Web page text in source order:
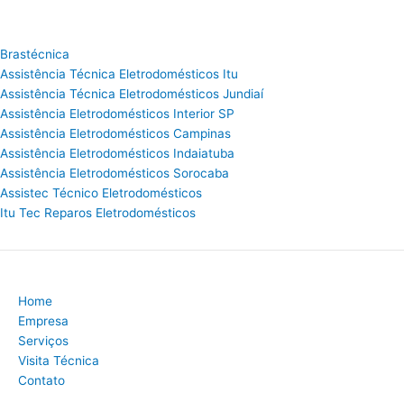
Brastécnica
Assistência Técnica Eletrodomésticos Itu
Assistência Técnica Eletrodomésticos Jundiaí
Assistência Eletrodomésticos Interior SP
Assistência Eletrodomésticos Campinas
Assistência Eletrodomésticos Indaiatuba
Assistência Eletrodomésticos Sorocaba
Assistec Técnico Eletrodomésticos
Itu Tec Reparos Eletrodomésticos
Home
Empresa
Serviços
Visita Técnica
Contato